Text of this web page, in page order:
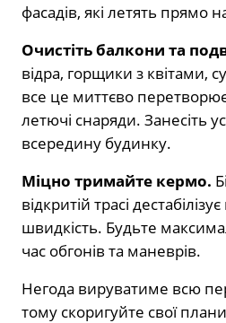
фасадів, які летять прямо
Очистіть балкони та
відра, горщики з квітами,
все це миттєво
летючі снаряди. Занесіть
всередину будинку.
Міцно тримайте кермо.
відкритій трасі
швидкість. Будьте
час обгонів та маневрів.
Негода вируватиме всю
тому скоригуйте свої